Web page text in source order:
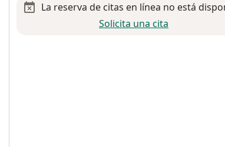
La reserva de citas en línea no está
Solicita una cita